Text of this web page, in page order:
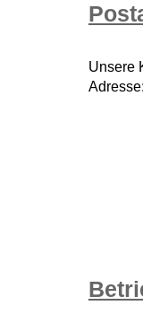
Unsere
Adresse: